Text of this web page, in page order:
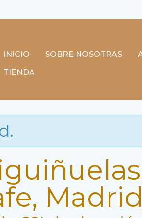
INICIO SOBRE NOSOTRAS
TIENDA
de la